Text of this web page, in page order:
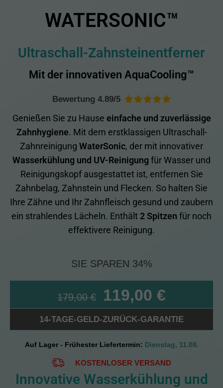
WATERSONIC™
Ultraschall-Zahnsteinentferner
Mit der innovativen AquaCooling™
Bewertung 4.89/5     
Genießen Sie zu Hause einfache und zuverlässige
Zahnhygiene. Mit dem erstklassigen Ultraschall-
Zahnreinigung WaterSonic, der mit innovativer
Wasserkühlung und UV-Reinigung für Wasser und
Reinigungskopf ausgestattet ist, entfernen Sie
Zahnbelag, Zahnstein und Flecken. So halten Sie
Ihre Zähne und Ihr Zahnfleisch gesund und zaubern
ein strahlendes Lächeln. Enthält 2 Spitzen für noch
effektivere Reinigung.
SIE SPAREN 34%
179,00€ 119,00 €
14-TAGE-GELD-ZURÜCK-GARANTIE
Auf Lager - Frühester Liefertermin: Dienstag, 11.08.
KOSTENLOSER VERSAND
Innovative Wasserkühlung und